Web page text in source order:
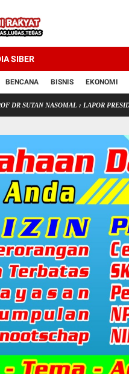
SIBER
BENCANA BISNIS EKONOMI
NASOMAL : LAPOR PRESIDEN RI